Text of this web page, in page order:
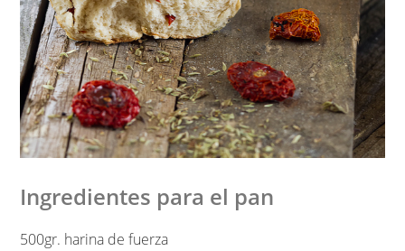
Ingredientes para el pan
500gr. harina de fuerza